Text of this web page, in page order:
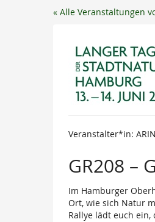
« Alle Veranstaltungen
Veranstalter*in:
GR208 –
Im Hamburger
Ort, wie sich Natur
Rallye lädt euch